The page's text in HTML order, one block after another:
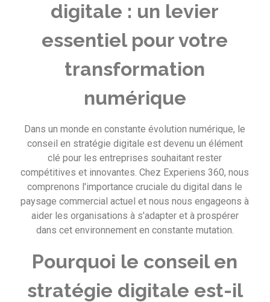
digitale : un levier
essentiel pour votre
transformation
numérique
Dans un monde en constante évolution numérique, le
conseil en stratégie digitale est devenu un élément
clé pour les entreprises souhaitant rester
compétitives et innovantes. Chez Experiens 360, nous
comprenons l'importance cruciale du digital dans le
paysage commercial actuel et nous nous engageons à
aider les organisations à s'adapter et à prospérer
dans cet environnement en constante mutation.
Pourquoi le conseil en
stratégie digitale est-il